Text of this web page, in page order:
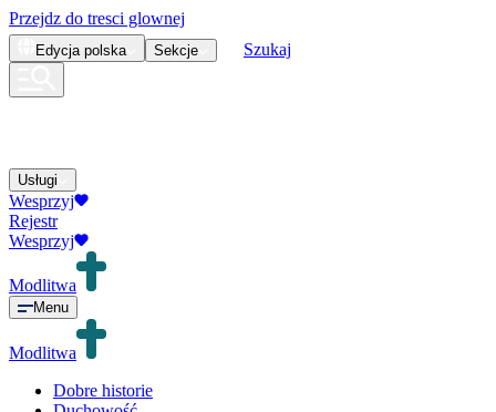
Przejdz do tresci glownej
Edycja polska Sekcje Szukaj
Usługi
Wesprzyj
Rejestr
Wesprzyj
Modlitwa
Menu
Modlitwa
Dobre historie